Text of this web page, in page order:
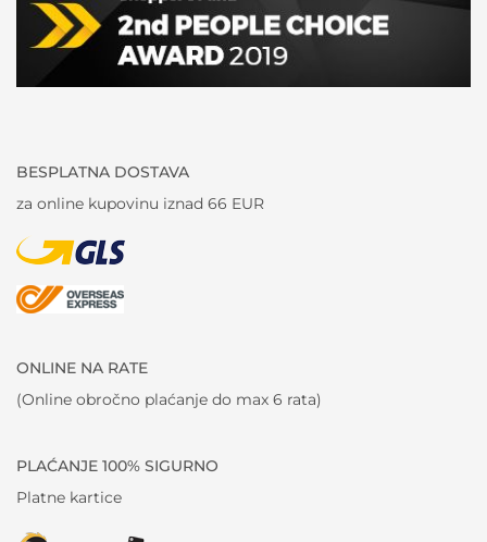
BESPLATNA DOSTAVA
za online kupovinu iznad 66 EUR
ONLINE NA RATE
(Online obročno plaćanje do max 6 rata)
PLAĆANJE 100% SIGURNO
Platne kartice